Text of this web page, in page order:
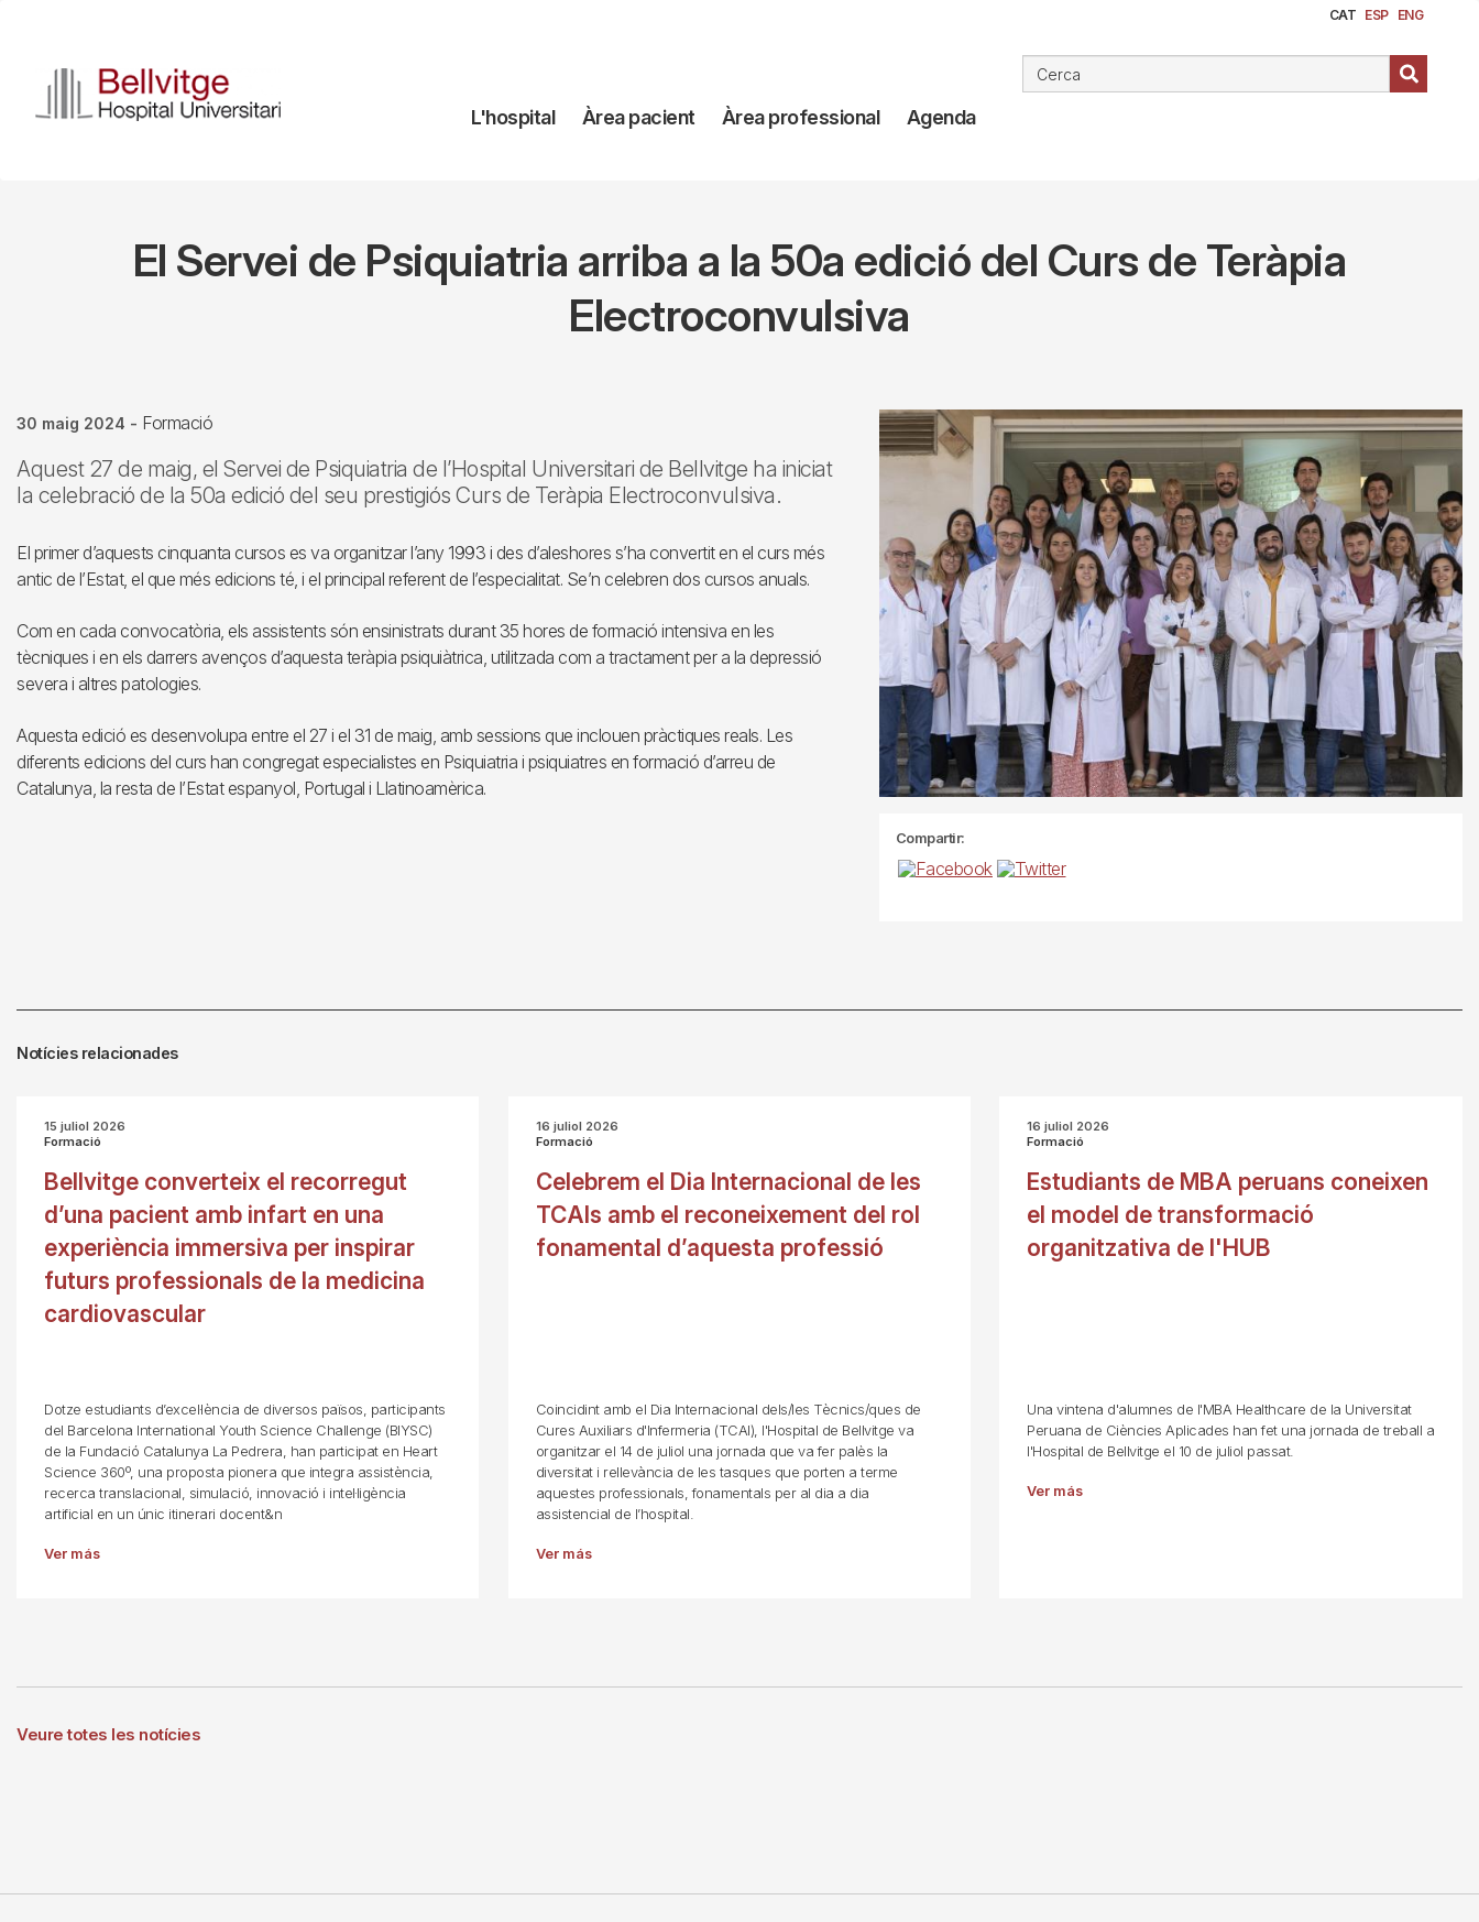
contingut
CAT ESP ENG
Navegación
L'hospital Àrea pacient Àrea professional Agenda
El Servei de Psiquiatria arriba a la 50a edició del Curs de Teràpia
Electroconvulsiva
30 maig 2024 - Formació
Aquest 27 de maig, el Servei de Psiquiatria de l’Hospital Universitari de Bellvitge ha iniciat
la celebració de la 50a edició del seu prestigiós Curs de Teràpia Electroconvulsiva.
El primer d’aquests cinquanta cursos es va organitzar l’any 1993 i des d’aleshores s’ha convertit en el curs més
antic de l’Estat, el que més edicions té, i el principal referent de l’especialitat. Se’n celebren dos cursos anuals.
Com en cada convocatòria, els assistents són ensinistrats durant 35 hores de formació intensiva en les
tècniques i en els darrers avenços d’aquesta teràpia psiquiàtrica, utilitzada com a tractament per a la depressió
severa i altres patologies.
Aquesta edició es desenvolupa entre el 27 i el 31 de maig, amb sessions que inclouen pràctiques reals. Les
diferents edicions del curs han congregat especialistes en Psiquiatria i psiquiatres en formació d’arreu de
Catalunya, la resta de l’Estat espanyol, Portugal i Llatinoamèrica.
Compartir:
Notícies relacionades
15 juliol 2026
Formació
Bellvitge converteix el recorregut
d’una pacient amb infart en una
experiència immersiva per inspirar
futurs professionals de la medicina
cardiovascular
Dotze estudiants d’excel·lència de diversos països, participants
del Barcelona International Youth Science Challenge (BIYSC)
de la Fundació Catalunya La Pedrera, han participat en Heart
Science 360º, una proposta pionera que integra assistència,
recerca translacional, simulació, innovació i intel·ligència
artificial en un únic itinerari docent&n
Ver más
16 juliol 2026
Formació
Celebrem el Dia Internacional de les
TCAIs amb el reconeixement del rol
fonamental d’aquesta professió
Coincidint amb el Dia Internacional dels/les Tècnics/ques de
Cures Auxiliars d'Infermeria (TCAI), l'Hospital de Bellvitge va
organitzar el 14 de juliol una jornada que va fer palès la
diversitat i rellevància de les tasques que porten a terme
aquestes professionals, fonamentals per al dia a dia
assistencial de l’hospital.
Ver más
16 juliol 2026
Formació
Estudiants de MBA peruans coneixen
el model de transformació
organitzativa de l'HUB
Una vintena d'alumnes de l'MBA Healthcare de la Universitat
Peruana de Ciències Aplicades han fet una jornada de treball a
l'Hospital de Bellvitge el 10 de juliol passat.
Ver más
Veure totes les notícies